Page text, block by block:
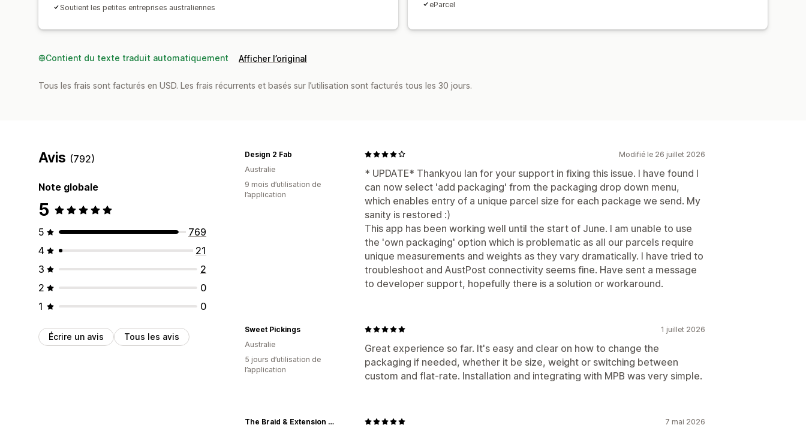
Soutient les petites entreprises australiennes
eParcel
Contient du texte traduit automatiquement Afficher l’original
Tous les frais sont facturés en USD. Les frais récurrents et basés sur l’utilisation sont facturés tous les 30 jours.
Avis (792)
Note globale
5
5
769
4
21
3
2
2
0
1
0
Écrire un avis Tous les avis
Modifié le 26 juillet 2026
* UPDATE* Thankyou Ian for your support in fixing this issue. I have found I
can now select 'add packaging' from the packaging drop down menu,
which enables entry of a unique parcel size for each package we send. My
sanity is restored :)
This app has been working well until the start of June. I am unable to use
the 'own packaging' option which is problematic as all our parcels require
unique measurements and weights as they vary dramatically. I have tried to
troubleshoot and AustPost connectivity seems fine. Have sent a message
to developer support, hopefully there is a solution or workaround.
Design 2 Fab
Australie
9 mois d’utilisation de
l’application
1 juillet 2026
Great experience so far. It's easy and clear on how to change the
packaging if needed, whether it be size, weight or switching between
custom and flat-rate. Installation and integrating with MPB was very simple.
Sweet Pickings
Australie
5 jours d’utilisation de
l’application
7 mai 2026
The Braid & Extension Besties